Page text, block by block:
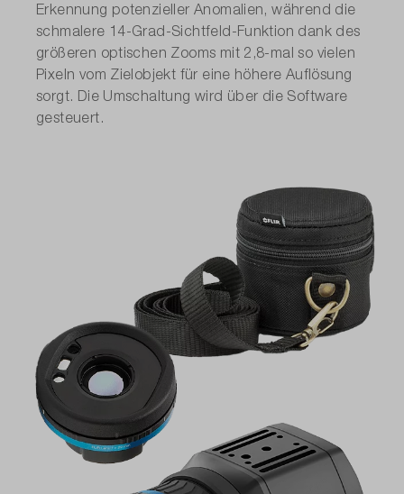
Erkennung potenzieller Anomalien, während die
schmalere 14-Grad-Sichtfeld-Funktion dank des
größeren optischen Zooms mit 2,8-mal so vielen
Pixeln vom Zielobjekt für eine höhere Auflösung
sorgt. Die Umschaltung wird über die Software
gesteuert.